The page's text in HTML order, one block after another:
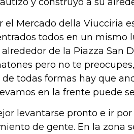
el Mercado della Viucciria
todos en un mismo
de la Piazza San
pero no te
de todas formas hay que
en la frente puede
levantarse pronto e ir
de gente. En la zona